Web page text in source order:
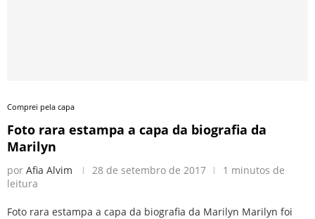
Comprei pela capa
Foto rara estampa a capa da biografia da
Marilyn
por Afia Alvim 28 de setembro de 2017
1 minutos de
leitura
Foto rara estampa a capa da biografia da Marilyn Marilyn foi